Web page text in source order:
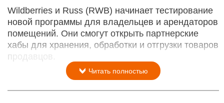
Wildberries и Russ (RWB) начинает тестирование
новой программы для владельцев и арендаторов
помещений. Они смогут открыть партнерские
хабы для хранения, обработки и отгрузки товаров
продавцов.
Читать полностью